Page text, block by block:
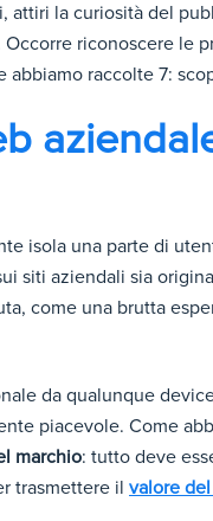
attiri la curiosità del
riconoscere le
abbiamo raccolte 7:
isola una parte di
siti aziendali sia
come una brutta
da qualunque
piacevole. Come
marchio: tutto deve
trasmettere il valore